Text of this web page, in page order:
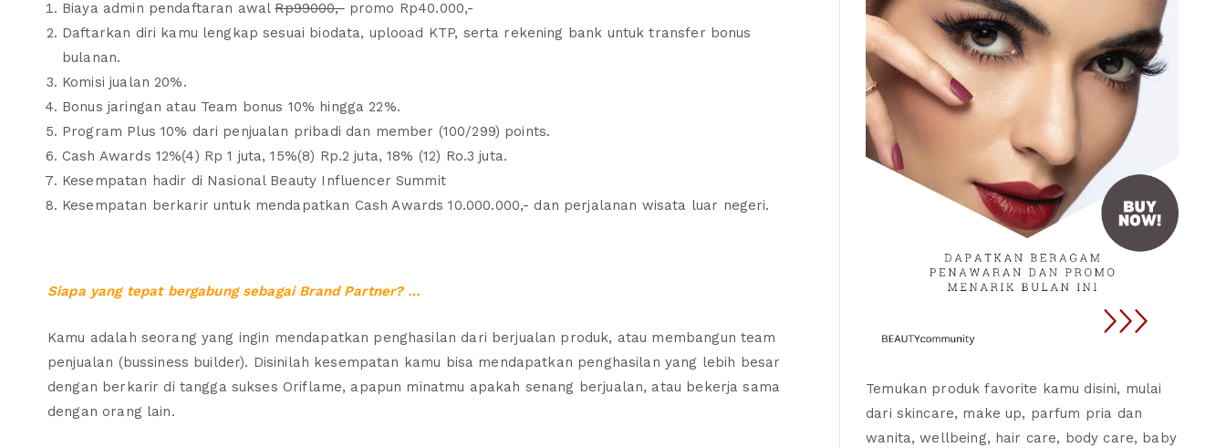
Biaya admin pendaftaran awalRp99000,-promo Rp40.000,-
Daftarkan diri kamu lengkap sesuai biodata, uplooad KTP, serta rekening bank untuk transfer bonus
bulanan.
Komisi jualan 20%.
Bonus jaringan atau Team bonus 10% hingga 22%.
Program Plus 10% dari penjualan pribadi dan member (100/299) points.
Cash Awards 12%(4) Rp 1 juta, 15%(8) Rp.2 juta, 18% (12) Ro.3 juta.
Kesempatan hadir di Nasional Beauty Influencer Summit
Kesempatan berkarir untuk mendapatkan Cash Awards 10.000.000,- dan perjalanan wisata luar negeri.
Siapa yang tepat bergabung sebagai Brand Partner? …
Kamu adalah seorang yang ingin mendapatkan penghasilan dari berjualan produk, atau membangun team
penjualan (bussiness builder). Disinilah kesempatan kamu bisa mendapatkan penghasilan yang lebih besar
dengan berkarir di tangga sukses Oriflame, apapun minatmu apakah senang berjualan, atau bekerja sama
dengan orang lain.
Temukan produk favorite kamu disini, mulai
dari skincare, make up, parfum pria dan
wanita, wellbeing, hair care, body care, baby